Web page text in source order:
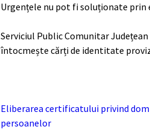
Urgențele nu pot fi soluționate prin
Serviciul Public Comunitar
întocmește cărți de identitate
Eliberarea certificatului privind
persoanelor